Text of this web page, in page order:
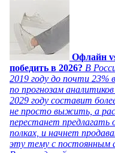
Офлайн
победить в 2026? В
2019 году до почти 23%
по прогнозам
2029 году составит
не просто выжить, а
перестанет предлагать
полках, и начнет
эту тему с постоянным